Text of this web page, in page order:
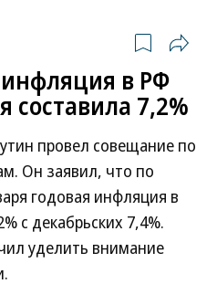
в РФ
составила 7,2%
провел совещание по
Он заявил, что по
годовая инфляция в
с декабрьских 7,4%.
уделить внимание